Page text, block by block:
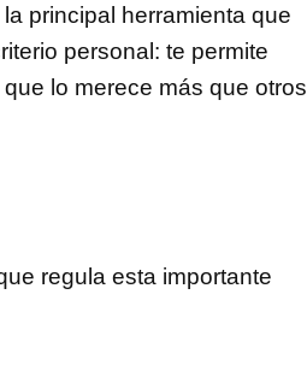
principal herramienta que
personal: te permite
lo merece más que otros
regula esta importante